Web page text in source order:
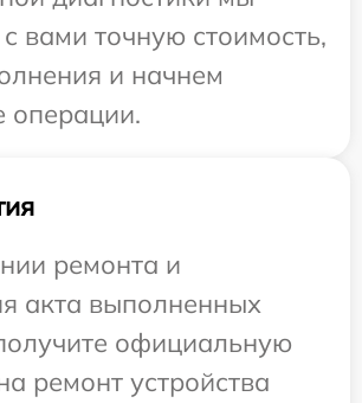
вами точную стоимость,
и начнем
операции.
ремонта и
акта выполненных
официальную
ремонт устройства